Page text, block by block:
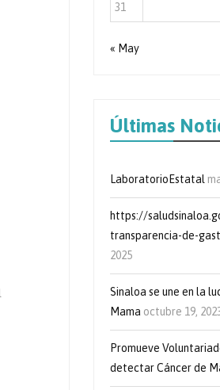
31
« May
Últimas
LaboratorioEstatal
https://
transparencia-de-
2025
Sinaloa se une en la
Mama octubre 19,
Promueve
detectar Cáncer de